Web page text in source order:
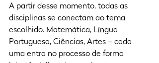
A partir desse momento, todas as
disciplinas se conectam ao tema
escolhido. Matemática, Língua
Portuguesa, Ciências, Artes – cada
uma entra no processo de forma